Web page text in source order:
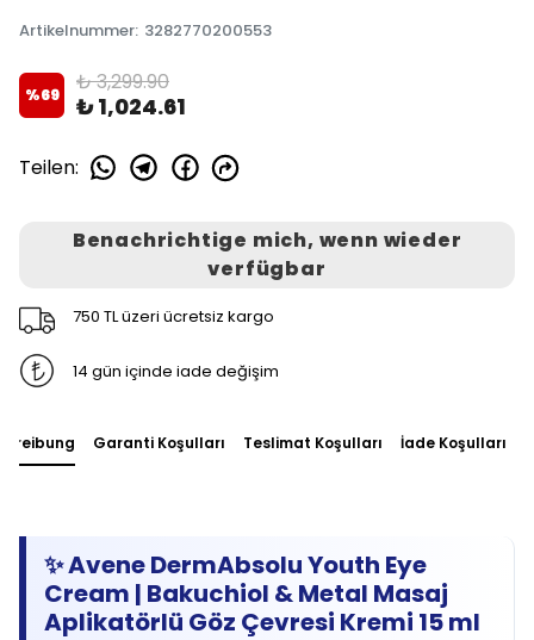
Artikelnummer: 3282770200553
%69 ₺ 3,299.90
₺ 1,024.61
Teilen:
Benachrichtige mich, wenn wieder
verfügbar
750 TL üzeri ücretsiz kargo
14 gün içinde iade değişim
Garanti Koşulları Teslimat Koşulları İade Koşulları
✨ Avene DermAbsolu Youth Eye
Cream | Bakuchiol & Metal Masaj
Aplikatörlü Göz Çevresi Kremi 15 ml